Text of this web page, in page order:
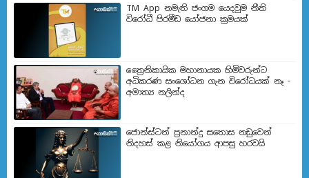
TM App නමැති ජංගම යෙදවුම නීති
විරෝධී පිරමීඩ යෝජනා ක්‍රමයක්
ත්‍රෛනිකායික මහානායක හිමිවරුන්ට
අධිකරණ සංශෝධන ගැන විරෝධයක් නෑ -
අමාත්‍ය නලින්ද
ජොන්ස්ටන් ප්‍රනාන්දු සතොස නඩුවෙන්
නිදහස් කළ නියෝගය ආපසු හරවයි